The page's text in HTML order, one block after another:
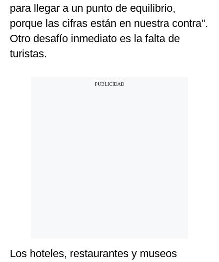
para llegar a un punto de equilibrio,
porque las cifras están en nuestra contra".
Otro desafío inmediato es la falta de
turistas.
Los hoteles, restaurantes y museos